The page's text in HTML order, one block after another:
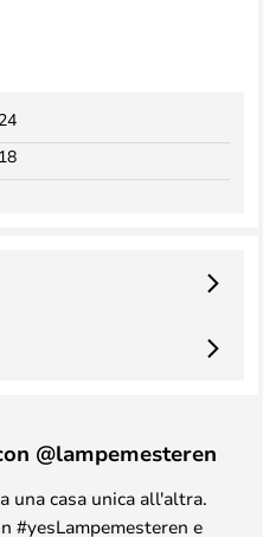
18
24
@lampemesteren
una casa unica all'altra.
#yesLampemesteren e